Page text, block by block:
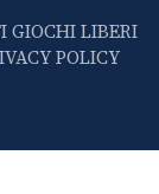
GIOCHI LIBERI
POLICY